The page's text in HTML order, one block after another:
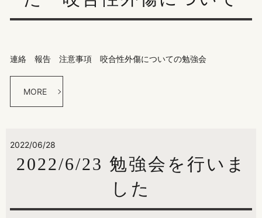
連絡 報告 注意事項 咬合性外傷についての勉強会
MORE
2022/06/28
2022/6/23 勉強会を行いま
した